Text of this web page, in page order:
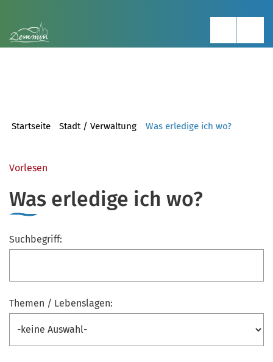
Startseite Stadt / Verwaltung Was erledige ich wo?
Vorlesen
Was erledige ich wo?
Suchbegriff:
Themen / Lebenslagen: